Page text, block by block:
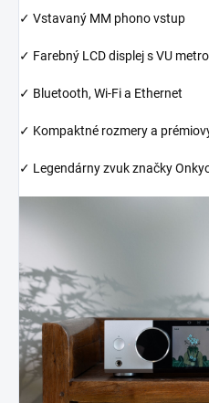
✓ Vstavaný MM phono vstup
✓ Farebný LCD displej s VU
✓ Bluetooth, Wi-Fi a Ethernet
✓ Kompaktné rozmery a
✓ Legendárny zvuk značky